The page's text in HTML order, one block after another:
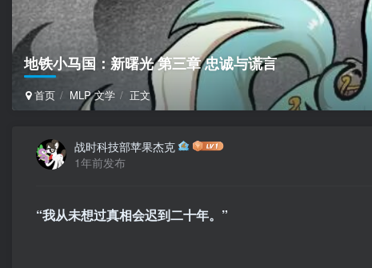
地铁小马国：新曙光 第三章 忠诚与谎言
首页 MLP 文学 正文
战时科技部苹果杰克
1年前发布
“我从未想过真相会迟到二十年。”